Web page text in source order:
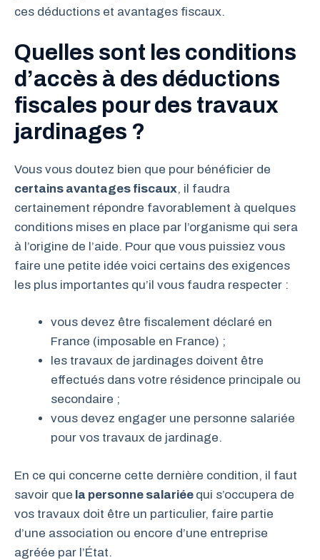
ces déductions et avantages fiscaux.
Quelles sont les conditions
d’accès à des déductions
fiscales pour des travaux
jardinages ?
Vous vous doutez bien que pour bénéficier de
certains avantages fiscaux, il faudra
certainement répondre favorablement à quelques
conditions mises en place par l’organisme qui sera
à l’origine de l’aide. Pour que vous puissiez vous
faire une petite idée voici certains des exigences
les plus importantes qu’il vous faudra respecter :
vous devez être fiscalement déclaré en
France (imposable en France) ;
les travaux de jardinages doivent être
effectués dans votre résidence principale ou
secondaire ;
vous devez engager une personne salariée
pour vos travaux de jardinage.
En ce qui concerne cette dernière condition, il faut
savoir que la personne salariée qui s’occupera de
vos travaux doit être un particulier, faire partie
d’une association ou encore d’une entreprise
agréée par l’État.